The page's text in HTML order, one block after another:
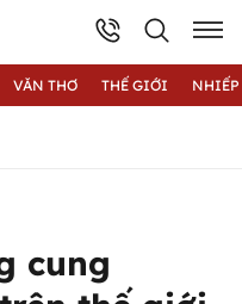
VĂN THƠ THẾ GIỚI
cung